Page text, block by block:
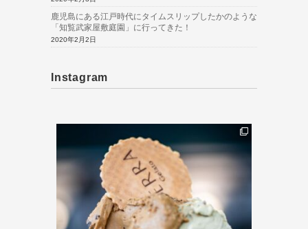
鹿児島にある江戸時代にタイムスリップしたかのような
「知覧武家屋敷庭園」に行ってきた！
2020年2月2日
Instagram